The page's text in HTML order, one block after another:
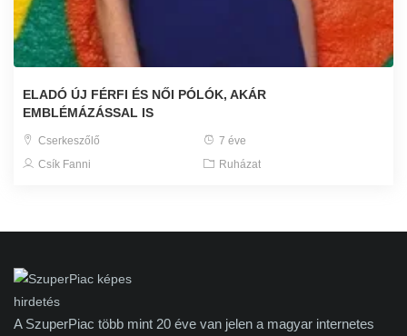
ELADÓ ÚJ FÉRFI ÉS NŐI PÓLÓK, AKÁR
EMBLÉMÁZÁSSAL IS
Cserkeszőlő
7 éve
Csík Fanni
Ruházat
A SzuperPiac több mint 20 éve van jelen a magyar internetes